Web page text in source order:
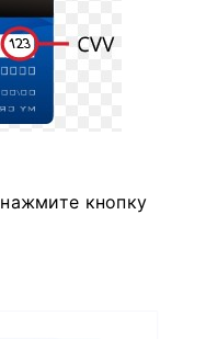
кнопку